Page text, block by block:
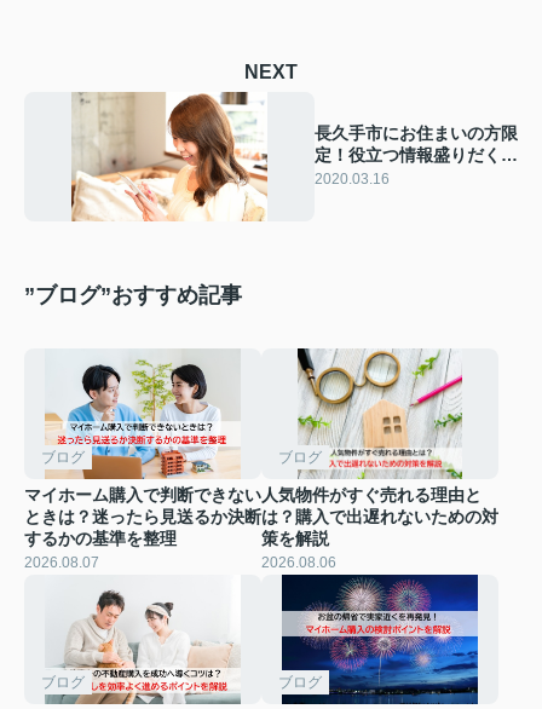
NEXT
長久手市にお住まいの方限
定！役立つ情報盛りだくさ
んの子育てアプリ
2020.03.16
”ブログ”おすすめ記事
ブログ
マイホーム購入で判断できない
ときは？迷ったら見送るか決断
するかの基準を整理
2026.08.07
ブログ
人気物件がすぐ売れる理由と
は？購入で出遅れないための対
策を解説
2026.08.06
ブログ ブログ